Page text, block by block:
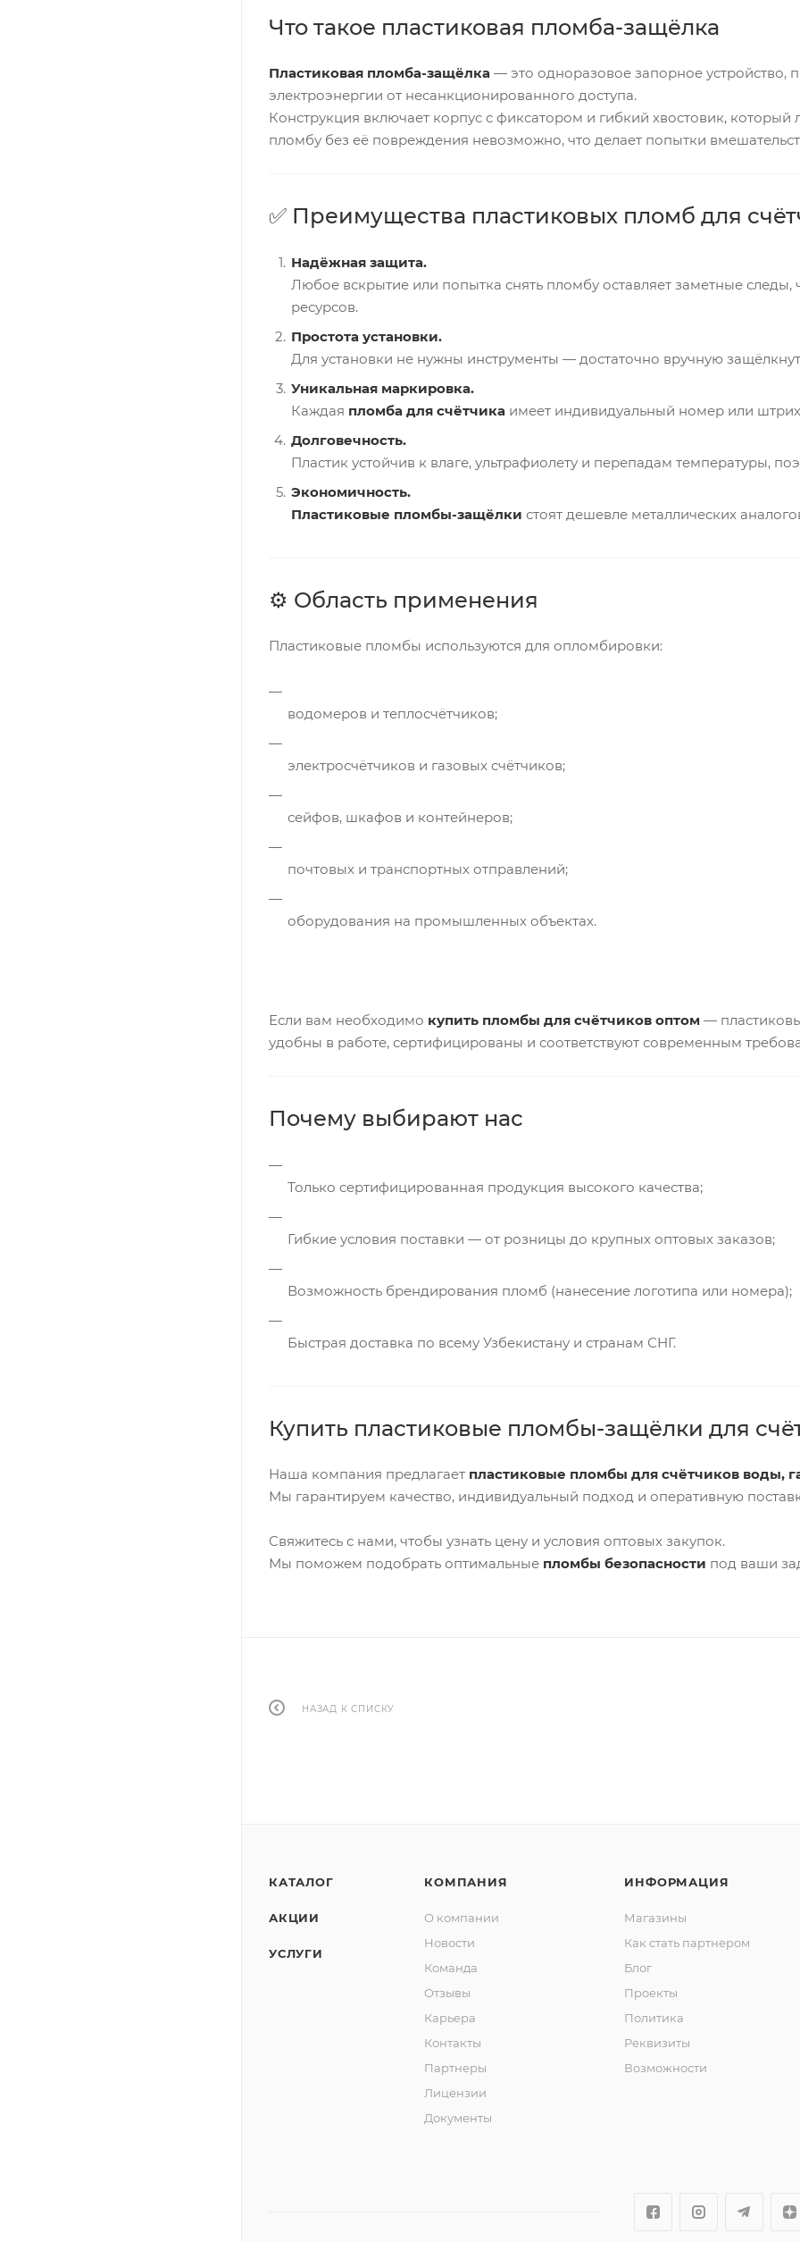
Что такое пластиковая пломба-защёлка
Пластиковая пломба-защёлка — это одноразовое запорное устройство,
электроэнергии от несанкционированного доступа.
Конструкция включает корпус с фиксатором и гибкий хвостовик, который
пломбу без её повреждения невозможно, что делает попытки
✅ Преимущества пластиковых пломб для
Надёжная защита.
Любое вскрытие или попытка снять пломбу оставляет заметные
ресурсов.
Простота установки.
Для установки не нужны инструменты — достаточно вручную
Уникальная маркировка.
Каждая пломба для счётчика имеет индивидуальный номер или
Долговечность.
Пластик устойчив к влаге, ультрафиолету и перепадам температуры,
Экономичность.
Пластиковые пломбы-защёлки стоят дешевле металлических
⚙️ Область применения
Пластиковые пломбы используются для опломбировки:
водомеров и теплосчётчиков;
электросчётчиков и газовых счётчиков;
сейфов, шкафов и контейнеров;
почтовых и транспортных отправлений;
оборудования на промышленных объектах.
Если вам необходимо купить пломбы для счётчиков оптом —
удобны в работе, сертифицированы и соответствуют современным
Почему выбирают нас
Только сертифицированная продукция высокого качества;
Гибкие условия поставки — от розницы до крупных оптовых заказов;
Возможность брендирования пломб (нанесение логотипа или номера);
Быстрая доставка по всему Узбекистану и странам СНГ.
Купить пластиковые пломбы-защёлки для
Наша компания предлагает пластиковые пломбы для счётчиков воды,
Мы гарантируем качество, индивидуальный подход и оперативную
Свяжитесь с нами, чтобы узнать цену и условия оптовых закупок.
Мы поможем подобрать оптимальные пломбы безопасности под ваши
НАЗАД К СПИСКУ
КАТАЛОГ
АКЦИИ
УСЛУГИ
КОМПАНИЯ
О компании
Новости
Команда
Отзывы
Карьера
Контакты
Партнеры
Лицензии
Документы
ИНФОРМАЦИЯ
Магазины
Как стать партнером
Блог
Проекты
Политика
Реквизиты
Возможности